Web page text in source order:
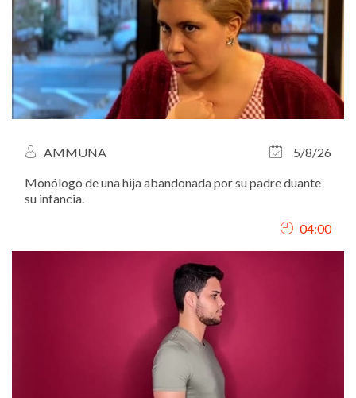
AMMUNA
5/8/26
Monólogo de una hija abandonada por su padre duante
su infancia.
04:00